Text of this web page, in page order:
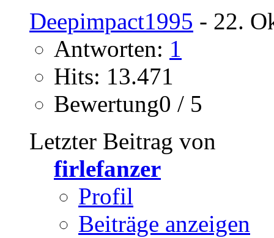
Deepimpact1995 - 22.
Antworten: 1
Hits: 13.471
Bewertung0 / 5
Letzter Beitrag von
firlefanzer
Profil
Beiträge anzeigen